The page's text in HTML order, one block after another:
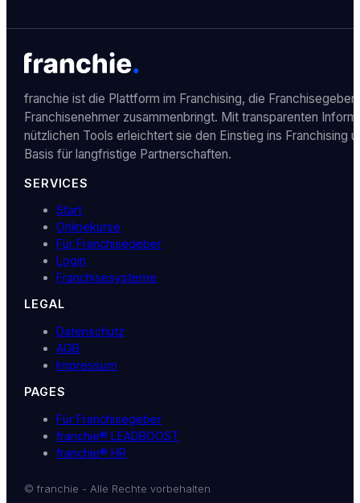
franchie ist die Plattform im Franchising, die Franchisegeber
Franchisenehmer zusammenbringt. Mit transparenten
nützlichen Tools erleichtert sie den Einstieg ins Franchising
Basis für langfristige Partnerschaften.
SERVICES
Start
Onlinekurse
Für Franchisegeber
Login
Franchisesysteme
LEGAL
Datenschutz
AGB
Impressum
PAGES
Für Franchisegeber
franchie® LEADBOOST
franchie® HR
© franchie - Alle Rechte vorbehalten